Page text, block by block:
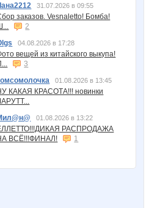
31.07.2026 в 09:55
заказов. Vesnaletto! Бомба!
2
04.08.2026 в 17:28
вещей из китайского выкупа!
3
01.08.2026 в 13:45
КАКАЯ КРАСОТА!!! новинки
01.08.2026 в 13:22
РАСПРОДАЖА
ВСЁ!!!ФИНАЛ!
1